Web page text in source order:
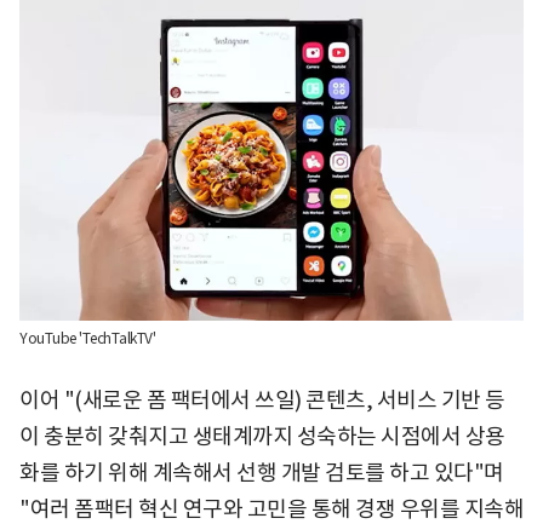
YouTube 'TechTalkTV'
이어 "(새로운 폼 팩터에서 쓰일) 콘텐츠, 서비스 기반 등
이 충분히 갖춰지고 생태계까지 성숙하는 시점에서 상용
화를 하기 위해 계속해서 선행 개발 검토를 하고 있다"며
"여러 폼팩터 혁신 연구와 고민을 통해 경쟁 우위를 지속해